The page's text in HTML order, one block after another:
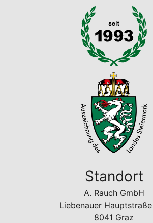
Standort
A. Rauch GmbH
Liebenauer
8041 Graz